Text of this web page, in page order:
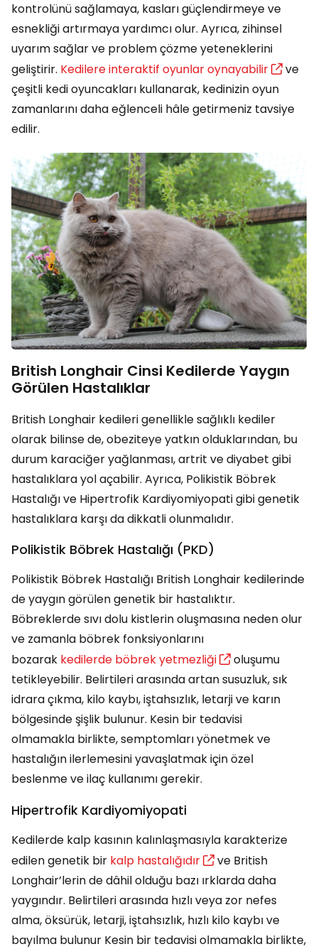
kontrolünü sağlamaya, kasları güçlendirmeye ve
esnekliği artırmaya yardımcı olur. Ayrıca, zihinsel
uyarım sağlar ve problem çözme yeteneklerini
geliştirir. Kedilere interaktif oyunlar oynayabilir
ve
çeşitli kedi oyuncakları kullanarak, kedinizin oyun
zamanlarını daha eğlenceli hâle getirmeniz tavsiye
edilir.
British Longhair Cinsi Kedilerde Yaygın
Görülen Hastalıklar
British Longhair kedileri genellikle sağlıklı kediler
olarak bilinse de, obeziteye yatkın olduklarından, bu
durum karaciğer yağlanması, artrit ve diyabet gibi
hastalıklara yol açabilir. Ayrıca, Polikistik Böbrek
Hastalığı ve Hipertrofik Kardiyomiyopati gibi genetik
hastalıklara karşı da dikkatli olunmalıdır.
Polikistik Böbrek Hastalığı (PKD)
Polikistik Böbrek Hastalığı British Longhair kedilerinde
de yaygın görülen genetik bir hastalıktır.
Böbreklerde sıvı dolu kistlerin oluşmasına neden olur
ve zamanla böbrek fonksiyonlarını
bozarak kedilerde böbrek yetmezliği
oluşumu
tetikleyebilir. Belirtileri arasında artan susuzluk, sık
idrara çıkma, kilo kaybı, iştahsızlık, letarji ve karın
bölgesinde şişlik bulunur. Kesin bir tedavisi
olmamakla birlikte, semptomları yönetmek ve
hastalığın ilerlemesini yavaşlatmak için özel
beslenme ve ilaç kullanımı gerekir.
Hipertrofik Kardiyomiyopati
Kedilerde kalp kasının kalınlaşmasıyla karakterize
edilen genetik bir kalp hastalığıdır
ve British
Longhair’lerin de dâhil olduğu bazı ırklarda daha
yaygındır. Belirtileri arasında hızlı veya zor nefes
alma, öksürük, letarji, iştahsızlık, hızlı kilo kaybı ve
bayılma bulunur Kesin bir tedavisi olmamakla birlikte,